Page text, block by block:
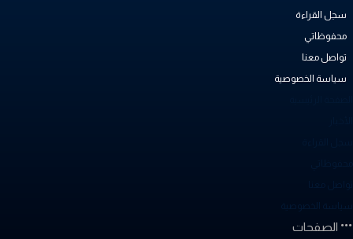
سجل القراءة
محفوظاتي
تواصل معنا
سياسة الخصوصية
الخصوصية
الصفحات